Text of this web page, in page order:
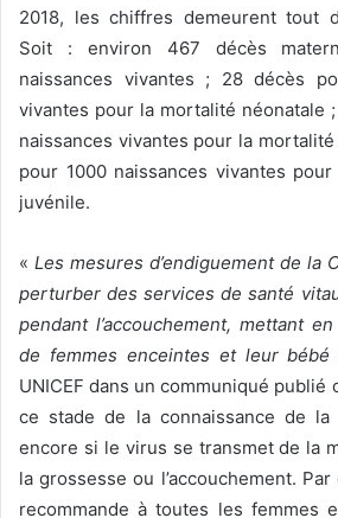
2018, les chiffres demeurent tout
Soit : environ 467 décès
naissances vivantes ; 28 décès
vivantes pour la mortalité néonatale
naissances vivantes pour la
pour 1000 naissances vivantes
juvénile.
« Les mesures d’endiguement de la
perturber des services de santé
pendant l’accouchement, mettant
de femmes enceintes et leur bébé
UNICEF dans un communiqué publié
ce stade de la connaissance de la
encore si le virus se transmet de la
la grossesse ou l’accouchement.
recommande à toutes les femmes